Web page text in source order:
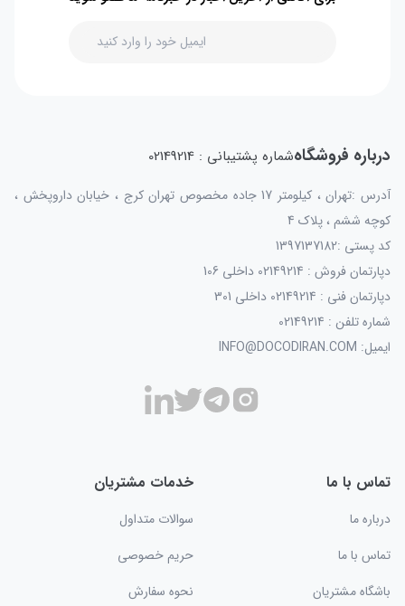
درباره فروشگاهشماره پشتیبانی : 02149214
آدرس :تهران ، کیلومتر 17 جاده مخصوص تهران کرج ، خیابان داروپخش ،
کوچه ششم ، پلاک 4
کد پستی :1397137182
دپارتمان فروش : 02149214 داخلی 106
دپارتمان فنی : 02149214 داخلی 301
شماره تلفن : 02149214
ایمیل: INFO@DOCODIRAN.COM
تماس با ما
درباره ما
تماس با ما
باشگاه مشتریان
خدمات مشتریان
سوالات متداول
حریم خصوصی
نحوه سفارش